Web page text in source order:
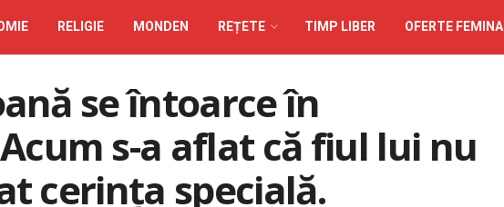
RELIGIE MONDEN REȚETE TIMP LIBER OFERTE FEMINA
se întoarce în
s-a aflat că fiul lui nu
cerința specială.